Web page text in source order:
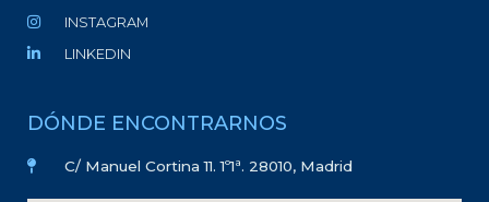
INSTAGRAM
LINKEDIN
DÓNDE ENCONTRARNOS
C/ Manuel Cortina 11. 1º1ª. 28010, Madrid